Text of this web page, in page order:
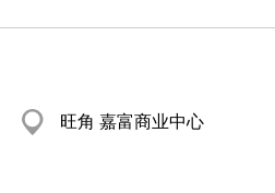
旺角 嘉富商业中心